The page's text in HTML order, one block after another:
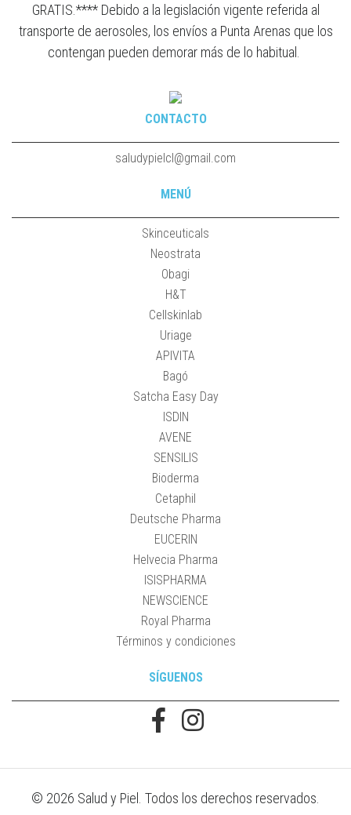
GRATIS.**** Debido a la legislación vigente referida al
transporte de aerosoles, los envíos a Punta Arenas que los
contengan pueden demorar más de lo habitual.
CONTACTO
saludypielcl@gmail.com
MENÚ
Skinceuticals
Neostrata
Obagi
H&T
Cellskinlab
Uriage
APIVITA
Bagó
Satcha Easy Day
ISDIN
AVENE
SENSILIS
Bioderma
Cetaphil
Deutsche Pharma
EUCERIN
Helvecia Pharma
ISISPHARMA
NEWSCIENCE
Royal Pharma
Términos y condiciones
SÍGUENOS
© 2026 Salud y Piel. Todos los derechos reservados.